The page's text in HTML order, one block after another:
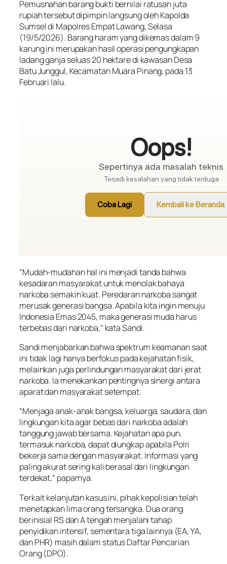
Pemusnahan barang bukti bernilai ratusan juta
rupiah tersebut dipimpin langsung oleh Kapolda
Sumsel di Mapolres Empat Lawang, Selasa
(19/5/2026). Barang haram yang dikemas dalam 9
karung ini merupakan hasil operasi pengungkapan
ladang ganja seluas 20 hektare di kawasan Desa
Batu Junggul, Kecamatan Muara Pinang, pada 13
Februari lalu.
“Mudah-mudahan hal ini menjadi tanda bahwa
kesadaran masyarakat untuk menolak bahaya
narkoba semakin kuat. Peredaran narkoba sangat
merusak generasi bangsa. Apabila kita ingin menuju
Indonesia Emas 2045, maka generasi muda harus
terbebas dari narkoba,” kata Sandi.
Sandi menjabarkan bahwa spektrum keamanan saat
ini tidak lagi hanya berfokus pada kejahatan fisik,
melainkan juga perlindungan masyarakat dari jerat
narkoba. Ia menekankan pentingnya sinergi antara
aparat dan masyarakat setempat.
“Menjaga anak-anak bangsa, keluarga, saudara, dan
lingkungan kita agar bebas dari narkoba adalah
tanggung jawab bersama. Kejahatan apa pun,
termasuk narkoba, dapat diungkap apabila Polri
bekerja sama dengan masyarakat. Informasi yang
paling akurat sering kali berasal dari lingkungan
terdekat,” paparnya.
Terkait kelanjutan kasus ini, pihak kepolisian telah
menetapkan lima orang tersangka. Dua orang
berinisial RS dan A tengah menjalani tahap
penyidikan intensif, sementara tiga lainnya (EA, YA,
dan PHR) masih dalam status Daftar Pencarian
Orang (DPO).